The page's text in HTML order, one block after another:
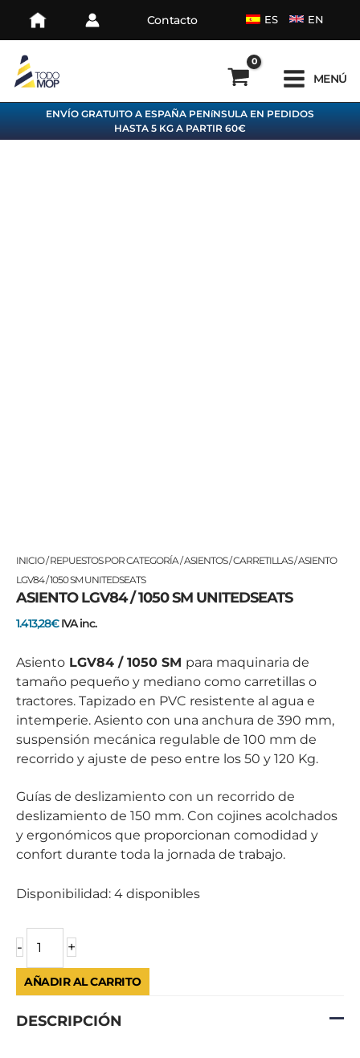
Contacto ES EN
MENÚ
ENVÍO GRATUITO A ESPAÑA PENíNSULA EN PEDIDOS
HASTA 5 KG A PARTIR 60€
INICIO/REPUESTOS POR CATEGORÍA/ASIENTOS/CARRETILLAS/ ASIENTO
LGV84 / 1050 SM UNITEDSEATS
ASIENTO LGV84 / 1050 SM UNITEDSEATS
1.413,28€ IVA inc.
Asiento LGV84 / 1050 SM para maquinaria de
tamaño pequeño y mediano como carretillas o
tractores. Tapizado en PVC resistente al agua e
intemperie. Asiento con una anchura de 390 mm,
suspensión mecánica regulable de 100 mm de
recorrido y ajuste de peso entre los 50 y 120 Kg.
Guías de deslizamiento con un recorrido de
deslizamiento de 150 mm. Con cojines acolchados
y ergonómicos que proporcionan comodidad y
confort durante toda la jornada de trabajo.
Disponibilidad: 4 disponibles
-
ASIENTO
LGV84
/
1050
UNITEDSEATS
cantidad
+
AÑADIR AL CARRITO
DESCRIPCIÓN